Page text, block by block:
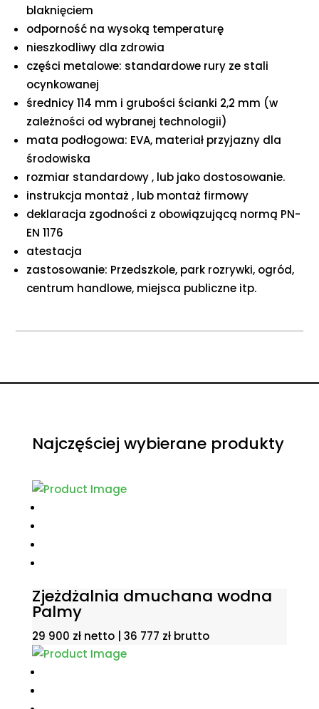
blaknięciem
odporność na wysoką temperaturę
nieszkodliwy dla zdrowia
części metalowe: standardowe rury ze stali
ocynkowanej
średnicy 114 mm i grubości ścianki 2,2 mm (w
zależności od wybranej technologii)
mata podłogowa: EVA, materiał przyjazny dla
środowiska
rozmiar standardowy , lub jako dostosowanie.
instrukcja montaż , lub montaż firmowy
deklaracja zgodności z obowiązującą normą PN-
EN 1176
atestacja
zastosowanie: Przedszkole, park rozrywki, ogród,
centrum handlowe, miejsca publiczne itp.
Najczęściej wybierane produkty
Zjeżdżalnia dmuchana wodna
Palmy
29 900 zł netto | 36 777 złbrutto